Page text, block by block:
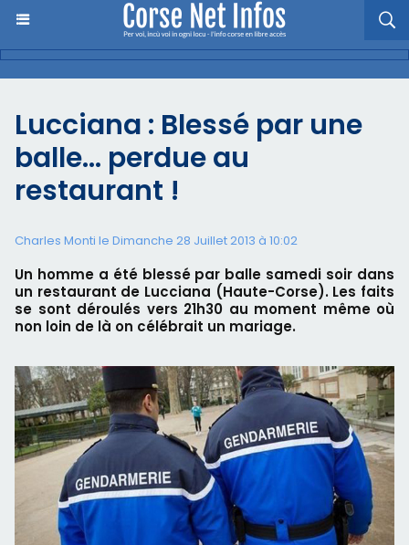
Lucciana : Blessé par une
balle… perdue au
restaurant !
Charles Monti le Dimanche 28 Juillet 2013 à 10:02
Un homme a été blessé par balle samedi soir dans
un restaurant de Lucciana (Haute-Corse). Les faits
se sont déroulés vers 21h30 au moment même où
non loin de là on célébrait un mariage.